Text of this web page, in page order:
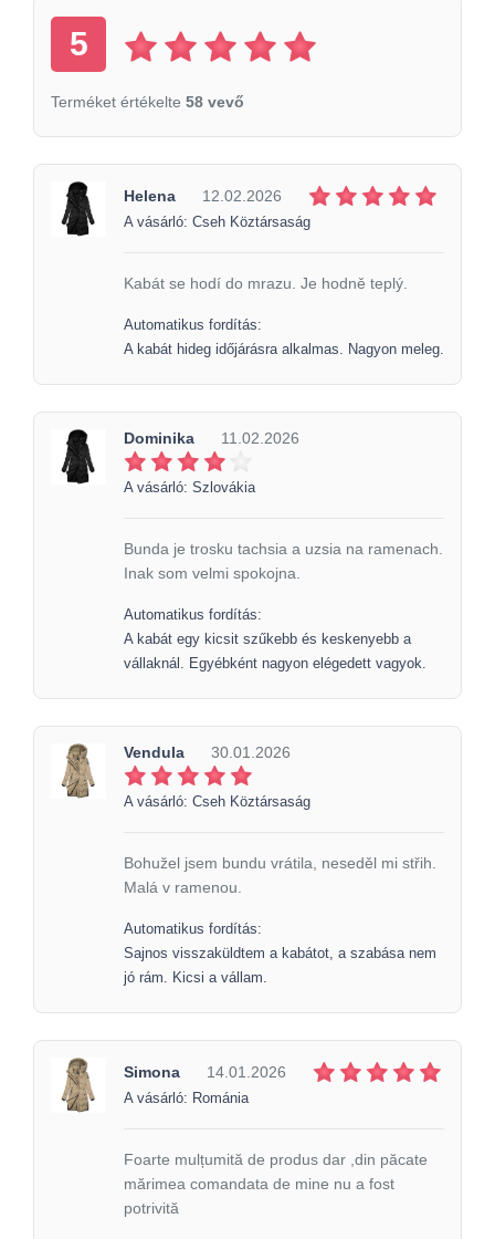
5
Terméket értékelte 58 vevő
Helena 12.02.2026
A vásárló: Cseh Köztársaság
Kabát se hodí do mrazu. Je hodně teplý.
Automatikus fordítás:
A kabát hideg időjárásra alkalmas. Nagyon meleg.
Dominika 11.02.2026
A vásárló: Szlovákia
Bunda je trosku tachsia a uzsia na ramenach.
Inak som velmi spokojna.
Automatikus fordítás:
A kabát egy kicsit szűkebb és keskenyebb a
vállaknál. Egyébként nagyon elégedett vagyok.
Vendula 30.01.2026
A vásárló: Cseh Köztársaság
Bohužel jsem bundu vrátila, neseděl mi střih.
Malá v ramenou.
Automatikus fordítás:
Sajnos visszaküldtem a kabátot, a szabása nem
jó rám. Kicsi a vállam.
Simona 14.01.2026
A vásárló: Románia
Foarte mulțumită de produs dar ,din păcate
mărimea comandata de mine nu a fost
potrivită